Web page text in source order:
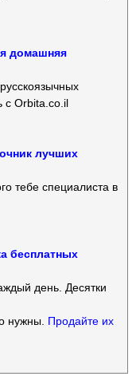
домашняя
с Orbita.co.il
лучших
тебе специалиста в
бесплатных
день. Десятки
нужны. Продайте их